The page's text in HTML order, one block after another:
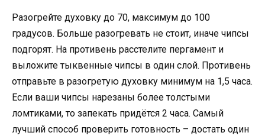
Разогрейте духовку до 70, максимум до 100
градусов. Больше разогревать не стоит, иначе чипсы
подгорят. На противень расстелите пергамент и
выложите тыквенные чипсы в один слой. Противень
отправьте в разогретую духовку минимум на 1,5 часа.
Если ваши чипсы нарезаны более толстыми
ломтиками, то запекать придётся 2 часа. Самый
лучший способ проверить готовность – достать один